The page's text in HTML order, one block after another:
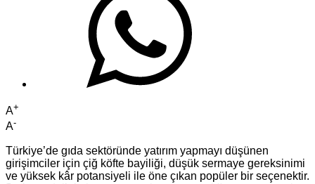
A+
A-
Türkiye’de gıda sektöründe yatırım yapmayı düşünen
girişimciler için çiğ köfte bayiliği, düşük sermaye gereksinimi
ve yüksek kâr potansiyeli ile öne çıkan popüler bir seçenektir.